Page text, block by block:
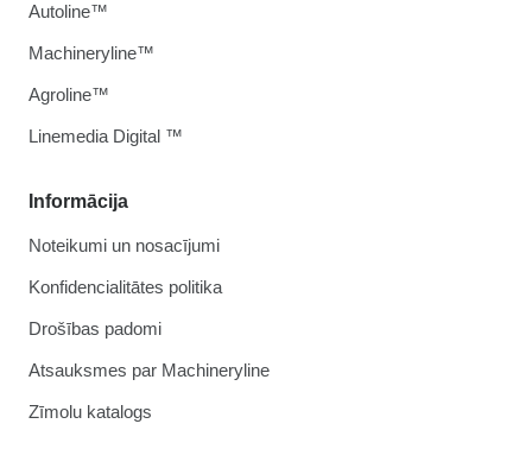
Informācija
Noteikumi un nosacījumi
Konfidencialitātes politika
Drošības padomi
Atsauksmes par Machineryline
Zīmolu katalogs
Autoline™
Machineryline™
Agroline™
Linemedia Digital ™